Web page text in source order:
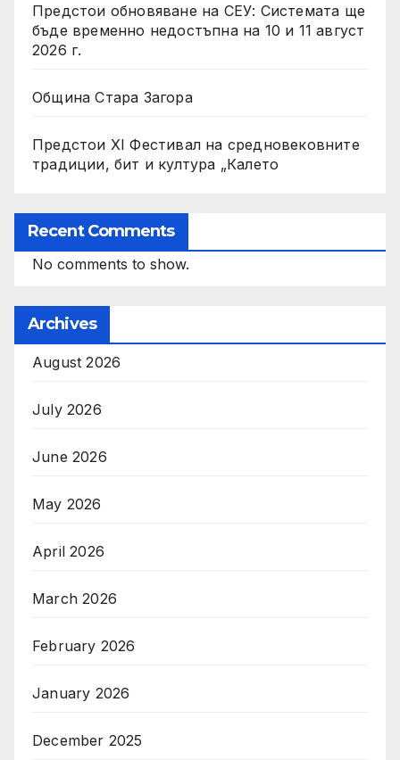
Предстои обновяване на СЕУ: Системата ще
бъде временно недостъпна на 10 и 11 август
2026 г.
Община Стара Загора
Предстои XI Фестивал на средновековните
традиции, бит и култура „Калето
Recent Comments
No comments to show.
Archives
August 2026
July 2026
June 2026
May 2026
April 2026
March 2026
February 2026
January 2026
December 2025